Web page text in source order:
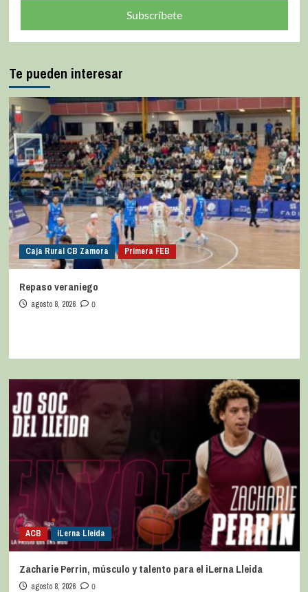
Subscríbete
Te pueden interesar
Caja Rural CB Zamora Primera FEB
Repaso veraniego
agosto 8, 2026 0
ACB iLerna Lleida
Zacharie Perrin, músculo y talento para el iLerna Lleida
agosto 8, 2026 0